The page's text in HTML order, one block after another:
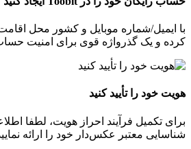
کرده و یک گذرواژه قوی برای امنیت حساب
هویت خود را تأیید کنید
برای تکمیل فرآیند احراز هویت، لطفا
شناسایی معتبر عکس‌دار خود را ارائه